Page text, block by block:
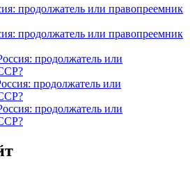
продолжатель или правопреемник
продолжатель или правопреемник
продолжатель или
продолжатель или
продолжатель или